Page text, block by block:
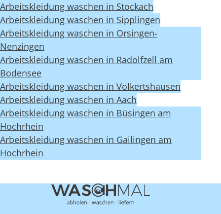
Arbeitskleidung waschen in Stockach
Arbeitskleidung waschen in Sipplingen
Arbeitskleidung waschen in Orsingen-
Nenzingen
Arbeitskleidung waschen in Radolfzell am
Bodensee
Arbeitskleidung waschen in Volkertshausen
Arbeitskleidung waschen in Aach
Arbeitskleidung waschen in Büsingen am
Hochrhein
Arbeitskleidung waschen in Gailingen am
Hochrhein